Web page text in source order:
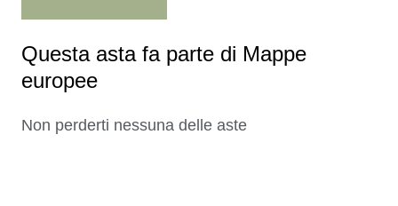
Questa asta fa parte di Mappe
europee
Non perderti nessuna delle aste